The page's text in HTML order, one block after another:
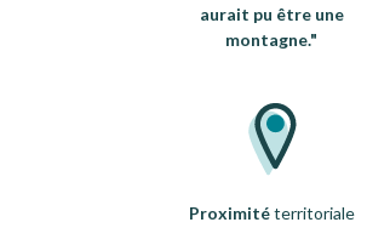
aurait pu être une
montagne."
Proximitéterritoriale